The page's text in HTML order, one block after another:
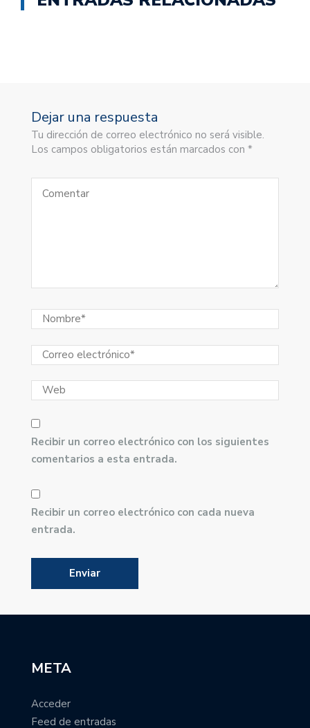
Dejar una respuesta
Tu dirección de correo electrónico no será visible.
Los campos obligatorios están marcados con *
Recibir un correo electrónico con los siguientes
comentarios a esta entrada.
Recibir un correo electrónico con cada nueva
entrada.
META
Acceder
Feed de entradas